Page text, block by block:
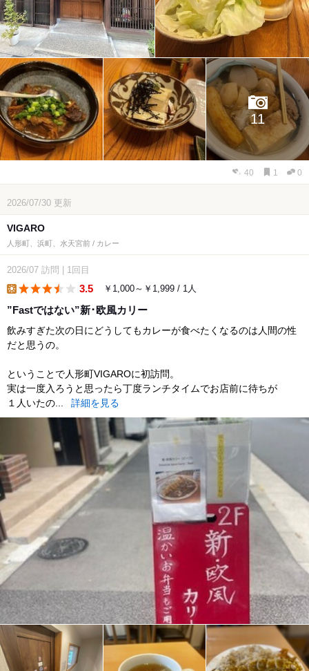
11
40 1 0
2026/07/30 更新
VIGARO
人形町、浜町、水天宮前 / カレー
2026/07 訪問 1回目
3.5 ￥1,000～￥1,999 / 1人
”Fastではない”新･欧風カリー
飲みすぎた次の日にどうしてもカレーが食べたくなるのは人間の性
だと思うの。
ということで人形町VIGAROに初訪問。
実は一度入ろうと思ったら丁度ランチタイムでお店前に待ちが
１人いたの...
詳細を見る